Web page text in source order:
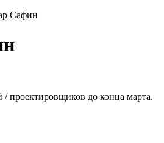
Сафин
/ проектировщиков до конца марта.